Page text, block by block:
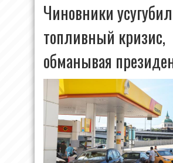
Чиновники
топливный кризис,
обманывая